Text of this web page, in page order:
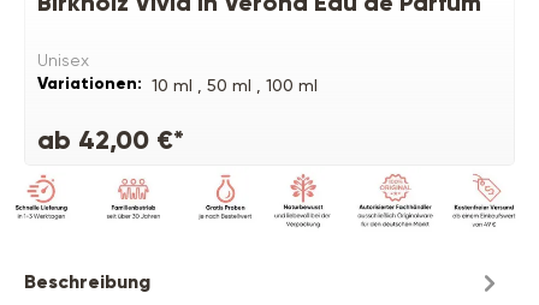
Unisex
Variationen: 10 ml , 50 ml , 100 ml
ab 42,00 €*
Beschreibung